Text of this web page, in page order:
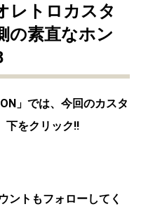
レトロカスタ
の素直なホン
」では、今回のカスタ
下をクリック!!
トもフォローしてく